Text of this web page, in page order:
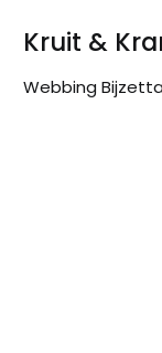
Kruit &
Webbing